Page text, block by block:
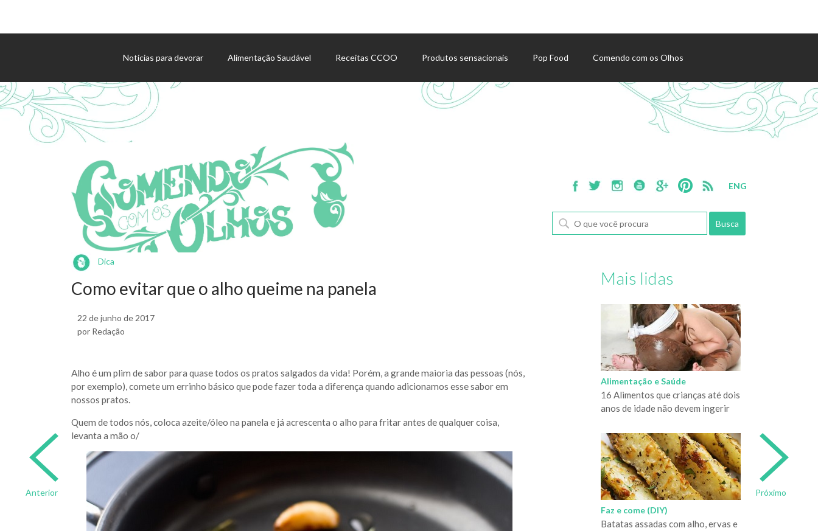
Notícias para devorar Alimentação Saudável Receitas CCOO Produtos sensacionais Pop Food Comendo com os Olhos
Agenda de eventos
ENG
Anterior Próximo
Dica
Como evitar que o alho queime na panela
22 de junho de 2017
por Redação
Alho é um plim de sabor para quase todos os pratos salgados da vida! Porém, a grande maioria das pessoas (nós,
por exemplo), comete um errinho básico que pode fazer toda a diferença quando adicionamos esse sabor em
nossos pratos.
Quem de todos nós, coloca azeite/óleo na panela e já acrescenta o alho para fritar antes de qualquer coisa,
levanta a mão o/
Mais lidas
Alimentação e Saúde
16 Alimentos que crianças até dois
anos de idade não devem ingerir
Faz e come (DIY)
Batatas assadas com alho, ervas e